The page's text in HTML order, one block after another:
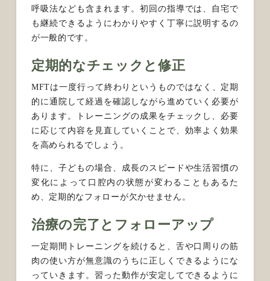
呼吸法なども含まれます。初回の指導では、自宅で
も継続できるようにわかりやすく丁寧に説明するの
が一般的です。
定期的なチェックと修正
MFTは一度行って終わりというものではなく、定期
的に通院して経過を確認しながら進めていく必要が
あります。トレーニングの成果をチェックし、必要
に応じて内容を見直していくことで、効率よく効果
を高められるでしょう。
特に、子どもの場合、成長のスピードや生活習慣の
変化によって口腔内の状態が変わることもあるた
め、定期的なフォローが欠かせません。
治療の完了とフォローアップ
一定期間トレーニングを続けると、舌や口周りの筋
肉の使い方が無意識のうちに正しくできるようにな
っていきます。習った動作が安定してできるように